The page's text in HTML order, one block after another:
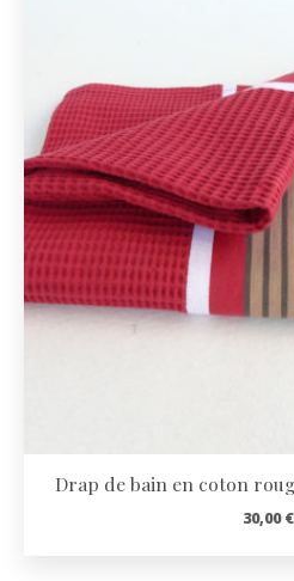
Drap de bain en coton
30,00€